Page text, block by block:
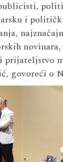
i
govoreći o